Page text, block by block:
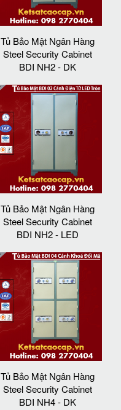
Tủ Bảo Mật Ngân Hàng
Steel Security Cabinet
BDI NH2 - DK
Tủ Bảo Mật Ngân Hàng
Steel Security Cabinet
BDI NH2 - LED
Tủ Bảo Mật Ngân Hàng
Steel Security Cabinet
BDI NH4 - DK